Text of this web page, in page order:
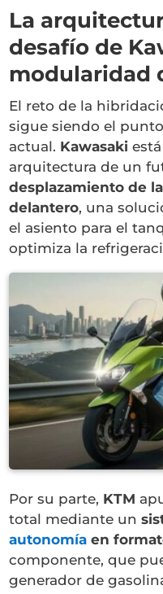
La
desafío de
modularidad
El reto de la
sigue siendo el
actual. Kawasaki
arquitectura de un
desplazamiento de
delantero, una
el asiento para el
optimiza la
Por su parte, KTM
total mediante un
autonomía en
componente, que
generador de